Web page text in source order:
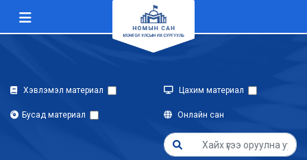
Хэвлэмэл материал Цахим материал
Бусад материал Онлайн сан